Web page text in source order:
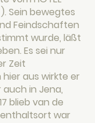
). Sein bewegtes
Feindschaften
wurde, läßt
Es sei nur
Zeit
aus wirkte er
in Jena,
blieb van de
war